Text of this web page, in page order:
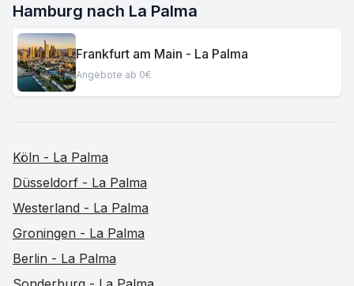
Hamburg nach La Palma
Frankfurt am Main - La Palma
Angebote ab 0€
Köln - La Palma
Düsseldorf - La Palma
Westerland - La Palma
Groningen - La Palma
Berlin - La Palma